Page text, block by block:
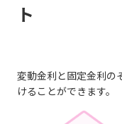
ト
変動金利と固定金利の
けることができます。